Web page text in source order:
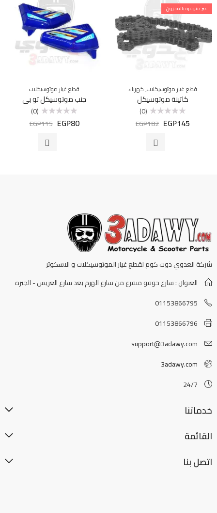
غير متوفرة بالمخزون
قطع غيار موتوسيكلات,كهرباء
كاتينة موتوسيكل
التقييم
(0)
EGP145
EGP182
قطع غيار موتوسيكلات
جنب موتوسيكل تو بي
التقييم
(0)
EGP80
EGP115
شركة العدوي دوت كوم لقطع غيار الموتوسيكلات و الاسكوتر
العنوان : شارع خوفو متفرع من شارع الهرم بعد شارع العريش - الجيزة
01153866795
01153866796
support@3adawy.com
3adawy.com
24/7
خدماتنا
القائمة
اتصل بنا